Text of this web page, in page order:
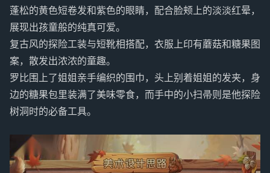
蓬松的黄色短卷发和紫色的眼睛，配合脸颊上的淡淡红晕，
展现出孩童般的纯真可爱。
复古风的探险工装与短靴相搭配，衣服上印有蘑菇和糖果图
案，散发出浓浓的童趣。
罗比围上了姐姐亲手编织的围巾，头上别着姐姐的发夹，身
边的糖果包里装满了美味零食，而手中的小扫帚则是他探险
树洞时的必备工具。